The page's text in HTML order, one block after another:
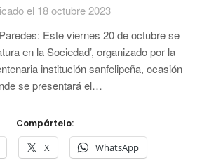
el 18 octubre 2023
Este viernes 20 de octubre se
en la Sociedad’, organizado por la
institución sanfelipeña, ocasión
se presentará el…
Compártelo:
X WhatsApp